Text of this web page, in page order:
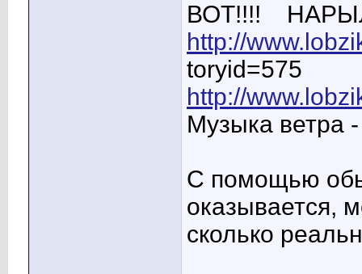
ВОТ!!!!
http://
toryid=575
http://
Музыка ветра
С помощью
оказывается,
сколько